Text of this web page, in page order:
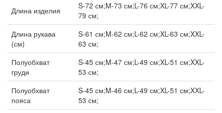
Длина изделия
S-72 см;M-73 см;L-76 см;XL-77 см;XXL-
79 см;
Длина рукава
(см)
S-61 см;M-62 см;L-62 см;XL-63 см;XXL-
63 см;
Полуобхват
груди
S-45 см;M-47 см;L-49 см;XL-51 см;XXL-
53 см;
Полуобхват
пояса
S-45 см;M-46 см;L-49 см;XL-51 см;XXL-
53 см;